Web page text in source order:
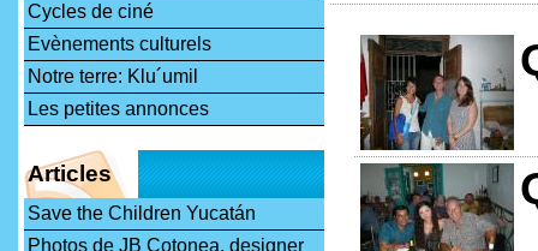
Cycles de ciné
Evènements culturels
Notre terre: Klu´umil
Les petites annonces
Articles
Save the Children Yucatán
Photos de JB Cotonea, designer